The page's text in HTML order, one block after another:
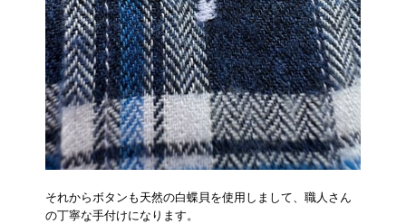
それからボタンも天然の白蝶貝を使用しまして、職人さん
の丁寧な手付けになります。